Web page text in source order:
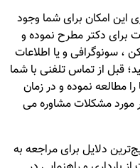
این امکان برای شما وجود
برای دکتر مطرح نموده و
سونوگرافی و یا اطلاعات
قبل از تماس تلفنی با شما
مطالعه نموده و در زمان
مورد مشکلات مشاوره می
دلایل برای مراجعه به